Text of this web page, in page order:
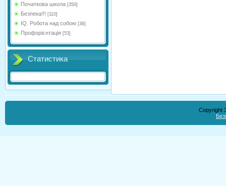
Початкова школа [350]
Безпека!!! [110]
IQ. Робота над собою [36]
Профорієнтація [53]
Статистика
Copyright